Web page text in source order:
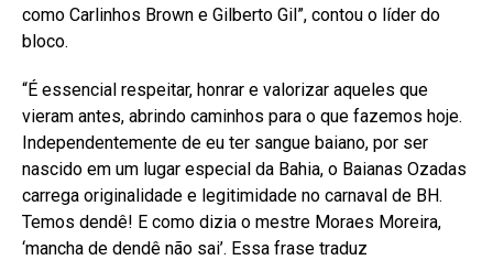
como Carlinhos Brown e Gilberto Gil”, contou o líder do
bloco.
“É essencial respeitar, honrar e valorizar aqueles que
vieram antes, abrindo caminhos para o que fazemos hoje.
Independentemente de eu ter sangue baiano, por ser
nascido em um lugar especial da Bahia, o Baianas Ozadas
carrega originalidade e legitimidade no carnaval de BH.
Temos dendê! E como dizia o mestre Moraes Moreira,
‘mancha de dendê não sai’. Essa frase traduz